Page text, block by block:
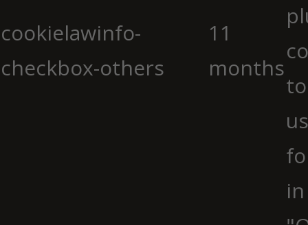
cookielawinfo-
checkbox-others
11
months